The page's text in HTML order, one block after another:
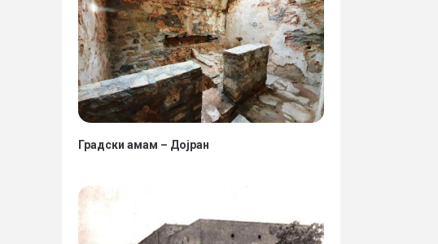
Градски амам – Дојран